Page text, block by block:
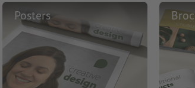
Posters